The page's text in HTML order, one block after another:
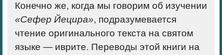
Конечно же, когда мы говорим об изучении
«Сефер Йецира», подразумевается
чтение оригинального текста на святом
языке — иврите. Переводы этой книги на